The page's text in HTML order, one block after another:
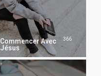
Commencer Avec
Jésus
366